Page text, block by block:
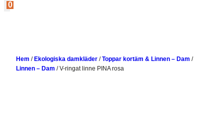
0
Hem / Ekologiska damkläder /Toppar kortäm & Linnen – Dam /
Linnen – Dam /V-ringat linne PINA rosa